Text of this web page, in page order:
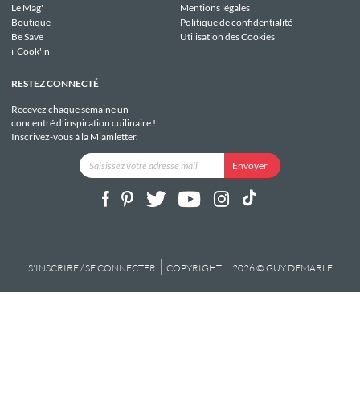
Le Mag'
Boutique
Be Save
i-Cook'in
Mentions légales
Politique de confidentialité
Utilisation des Cookies
RESTEZ CONNECTÉ
Recevez chaque semaine un
concentré d'inspiration cuilinaire !
Inscrivez-vous à la Miamletter.
S'INSCRIRE / SE CONNECTER COPYRIGHT 2026 © GUY DEMARLE